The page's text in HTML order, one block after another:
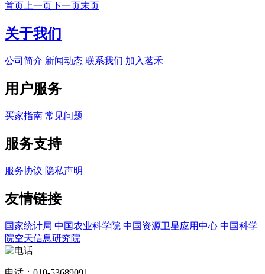
首页上一页下一页末页
关于我们
公司简介 新闻动态 联系我们 加入茗禾
用户服务
买家指南 常见问题
服务支持
服务协议 隐私声明
友情链接
国家统计局 中国农业科学院 中国资源卫星应用中心 中国科学
院空天信息研究院